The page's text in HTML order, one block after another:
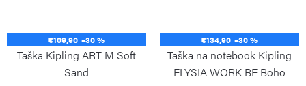
€109,90 –30 %
Taška Kipling ART M Soft
Sand
€134,90 –30 %
Taška na notebook Kipling
ELYSIA WORK BE Boho